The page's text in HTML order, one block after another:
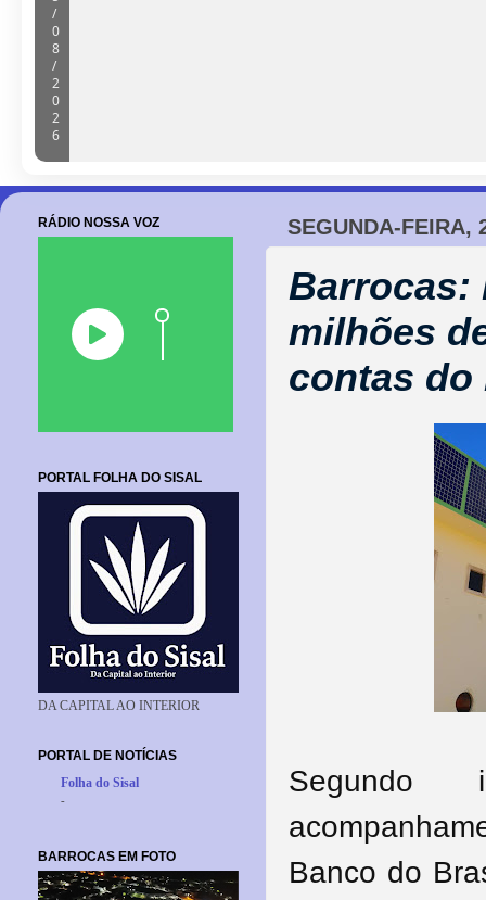
/
0
8
/
2
0
2
6
SEGUNDA-FEIRA,
Barrocas:
milhões
contas
Segundo
Banco do
RÁDIO NOSSA VOZ
PORTAL FOLHA DO SISAL
DA CAPITAL AO INTERIOR
PORTAL DE NOTÍCIAS
Folha do Sisal
-
BARROCAS EM FOTO